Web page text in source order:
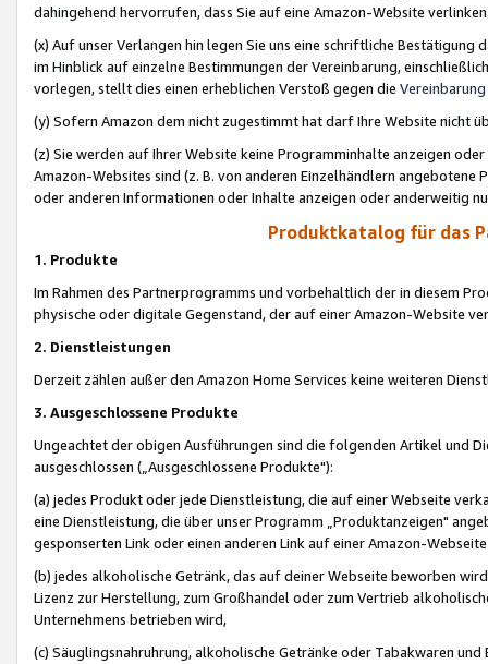
dahingehend hervorrufen, dass Sie auf eine Amazon-Website
(x) Auf unser Verlangen hin legen Sie uns eine schriftliche
im Hinblick auf einzelne Bestimmungen der Vereinbarung,
vorlegen, stellt dies einen erheblichen Verstoß gegen die Vereinbarung
(y) Sofern Amazon dem nicht zugestimmt hat darf Ihre Website nicht
(z) Sie werden auf Ihrer Website keine Programminhalte anzeigen
Amazon-Websites sind (z. B. von anderen Einzelhändlern
oder anderen Informationen oder Inhalte anzeigen oder anderweitig
Produktkatalog für das
1. Produkte
Im Rahmen des Partnerprogramms und vorbehaltlich der in diesem
physische oder digitale Gegenstand, der auf einer Amazon-Website
2. Dienstleistungen
Derzeit zählen außer den Amazon Home Services keine weiteren
3. Ausgeschlossene Produkte
Ungeachtet der obigen Ausführungen sind die folgenden Artikel und
ausgeschlossen („Ausgeschlossene Produkte"):
(a) jedes Produkt oder jede Dienstleistung, die auf einer Webseite
eine Dienstleistung, die über unser Programm „Produktanzeigen"
gesponserten Link oder einen anderen Link auf einer Amazon-
(b) jedes alkoholische Getränk, das auf deiner Webseite beworben
Lizenz zur Herstellung, zum Großhandel oder zum Vertrieb
Unternehmens betrieben wird,
(c) Säuglingsnahruhrung, alkoholische Getränke oder Tabakwaren